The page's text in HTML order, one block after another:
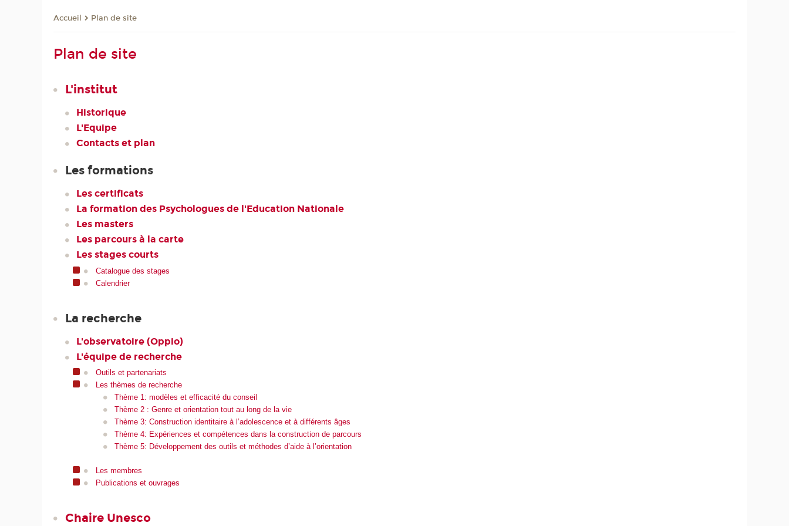
Accueil Plan de site
Plan de site
L'institut
Historique
L'Equipe
Contacts et plan
Les formations
Les certificats
La formation des Psychologues de l'Education Nationale
Les masters
Les parcours à la carte
Les stages courts
Catalogue des stages
Calendrier
La recherche
L'observatoire (Oppio)
L'équipe de recherche
Outils et partenariats
Les thèmes de recherche
Thème 1: modèles et efficacité du conseil
Thème 2 : Genre et orientation tout au long de la vie
Thème 3: Construction identitaire à l’adolescence et à différents âges
Thème 4: Expériences et compétences dans la construction de parcours
Thème 5: Développement des outils et méthodes d’aide à l’orientation
Les membres
Publications et ouvrages
Chaire Unesco